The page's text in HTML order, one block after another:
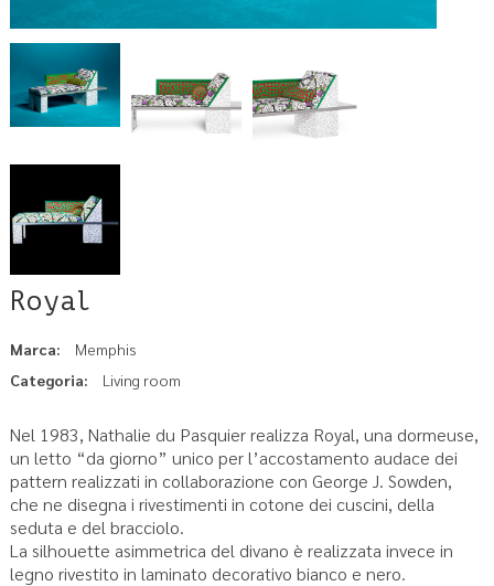
Royal
Marca:
Memphis
Categoria:
Living room
Nel 1983, Nathalie du Pasquier realizza Royal, una dormeuse,
un letto “da giorno” unico per l’accostamento audace dei
pattern realizzati in collaborazione con George J. Sowden,
che ne disegna i rivestimenti in cotone dei cuscini, della
seduta e del bracciolo.
La silhouette asimmetrica del divano è realizzata invece in
legno rivestito in laminato decorativo bianco e nero.